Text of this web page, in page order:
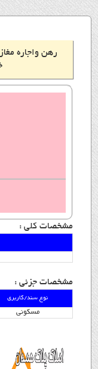
رهن واجاره
مشخصات کلی :
مشخصات جزئی :
نوع سند/کاربری
مسکونی